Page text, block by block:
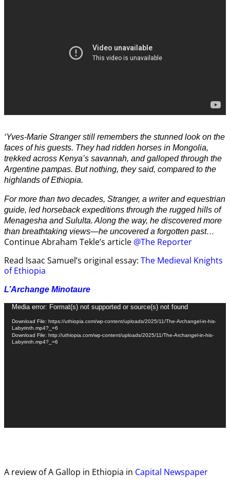
‘Yves-Marie Stranger still remembers the stunned look on the
faces of his guests. They had ridden horses in Mongolia,
trekked across Kenya’s savannah, and galloped through the
Argentine pampas. But nothing, they said, compared to the
highlands of Ethiopia.
For more than two decades, Stranger, a writer and equestrian
guide, led horseback expeditions through the rugged hills of
Menagesha and Sululta. Along the way, he discovered more
than breathtaking views—he uncovered a forgotten past…
Continue Abraham Tekle’s article @The Reporter
Read Isaac Samuel’s original essay: The Medieval Knights
of Ethiopia
L’Archange Minotaure
Video
Player
Media error: Format(s) not supported or source(s) not found
Download File: https://uthiopia.com/wp-content/uploads/2025/11/The-Archangel-in-his-
Labyrinth.mp4?_=6
Download File: http://uthiopia.com/wp-content/uploads/2025/11/The-Archangel-in-his-
Labyrinth.mp4?_=6
A review of A Gallop in Ethiopia in Capital Newspaper